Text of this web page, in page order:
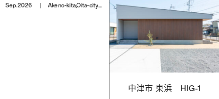
Sep.2026 Akeno-kita,Oita-city.Oita
中津市 東浜 HIG-1